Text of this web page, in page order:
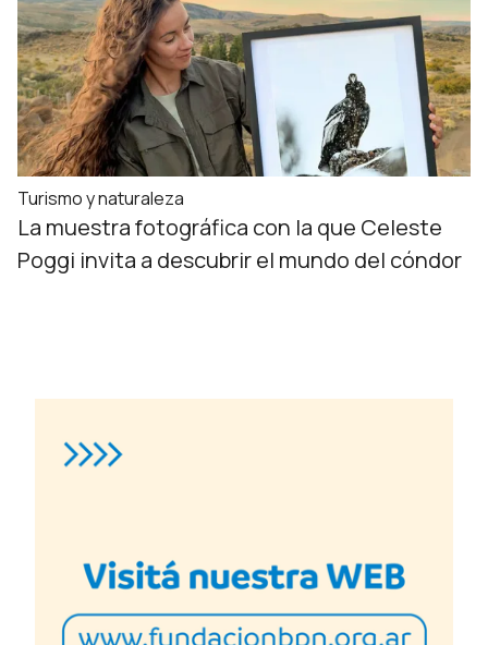
Turismo y naturaleza
La muestra fotográfica con la que Celeste
Poggi invita a descubrir el mundo del cóndor